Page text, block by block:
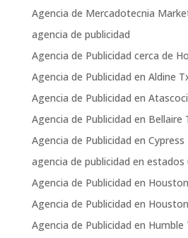
Agencia de Mercadotecnia
agencia de publicidad
Agencia de Publicidad cerca de
Agencia de Publicidad en Aldine
Agencia de Publicidad en
Agencia de Publicidad en Bellaire
Agencia de Publicidad en Cypress
agencia de publicidad en estados
Agencia de Publicidad en Houston
Agencia de Publicidad en
Agencia de Publicidad en Humble